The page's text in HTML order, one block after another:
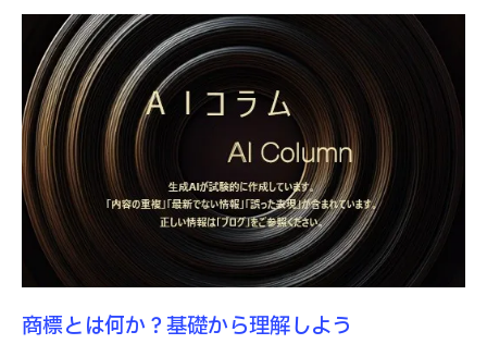
商標がもたらす市場での優位性
商標によるブランド価値の向上事例
模倣品からブランドを守るための商標戦略
商標登録による法的保護の仕組み
商標の国際的な重要性とグローバル市場
商標選定のポイントと調査方法
商標選定で考慮すべき要素
商標の独自性を保つための方法
競合調査と市場分析の重要性
商標とは何か？基礎から理解しよう